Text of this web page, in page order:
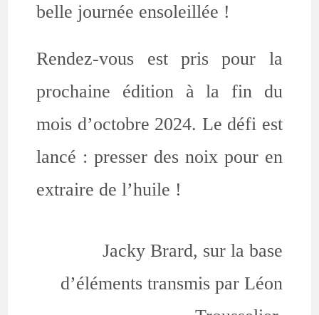
belle journée ensoleillée !
Rendez-vous est pris pour la
prochaine édition à la fin du
mois d’octobre 2024. Le défi est
lancé : presser des noix pour en
extraire de l’huile !
Jacky Brard, sur la base
d’éléments transmis par Léon